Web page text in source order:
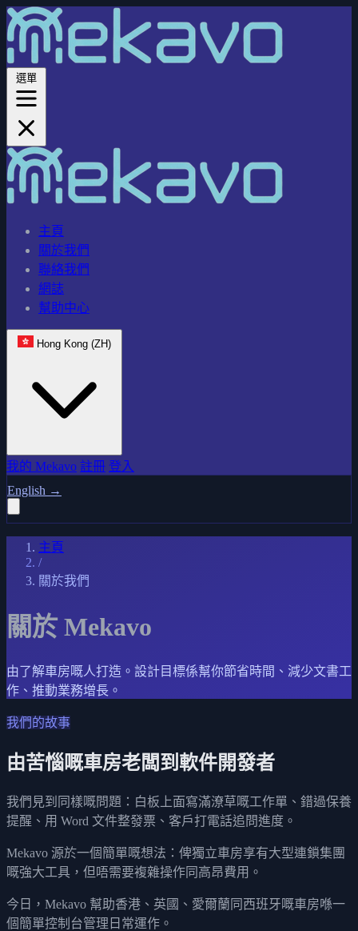
選單
主頁
關於我們
聯絡我們
網誌
幫助中心
Hong Kong (ZH)
我的 Mekavo 註冊 登入
English →
主頁
/
關於我們
關於 Mekavo
由了解車房嘅人打造。設計目標係幫你節省時間、減少文書工
作、推動業務增長。
我們的故事
由苦惱嘅車房老闆到軟件開發者
我們見到同樣嘅問題：白板上面寫滿潦草嘅工作單、錯過保養
提醒、用 Word 文件整發票、客戶打電話追問進度。
Mekavo 源於一個簡單嘅想法：俾獨立車房享有大型連鎖集團
嘅強大工具，但唔需要複雜操作同高昂費用。
今日，Mekavo 幫助香港、英國、愛爾蘭同西班牙嘅車房喺一
個簡單控制台管理日常運作。